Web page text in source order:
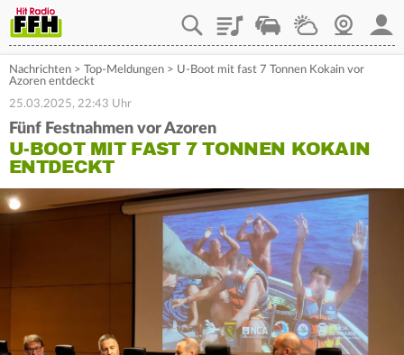
PlaylistStaupilotWetterWebcam
Nachrichten > Top-Meldungen > U-Boot mit fast 7 Tonnen Kokain vor
Azoren entdeckt
25.03.2025, 22:43 Uhr
Fünf Festnahmen vor Azoren
U-BOOT MIT FAST 7 TONNEN KOKAIN
ENTDECKT